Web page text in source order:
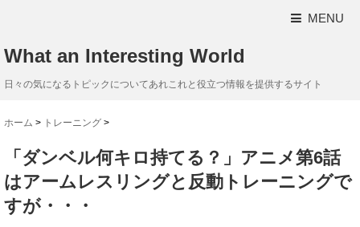
MENU
What an Interesting World
日々の気になるトピックについてあれこれと役立つ情報を提供するサイト
ホーム > トレーニング >
「ダンベル何キロ持てる？」アニメ第6話
はアームレスリングと反動トレーニングで
すが・・・